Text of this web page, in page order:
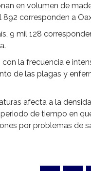
en volumen de
corresponden a
9 mil 128
la frecuencia e
de las plagas y
afecta a la
de tiempo en
por problemas de